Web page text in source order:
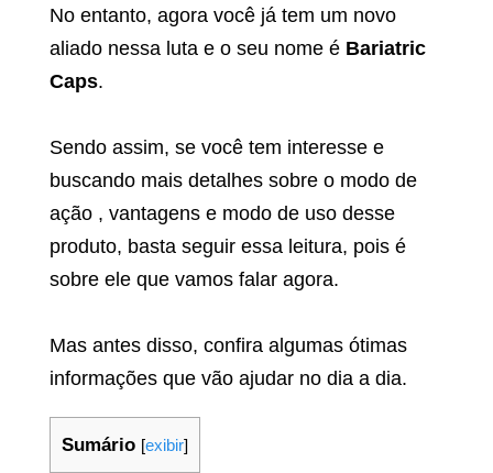
No entanto, agora você já tem um novo
aliado nessa luta e o seu nome é Bariatric
Caps.
Sendo assim, se você tem interesse e
buscando mais detalhes sobre o modo de
ação , vantagens e modo de uso desse
produto, basta seguir essa leitura, pois é
sobre ele que vamos falar agora.
Mas antes disso, confira algumas ótimas
informações que vão ajudar no dia a dia.
Sumário [exibir]